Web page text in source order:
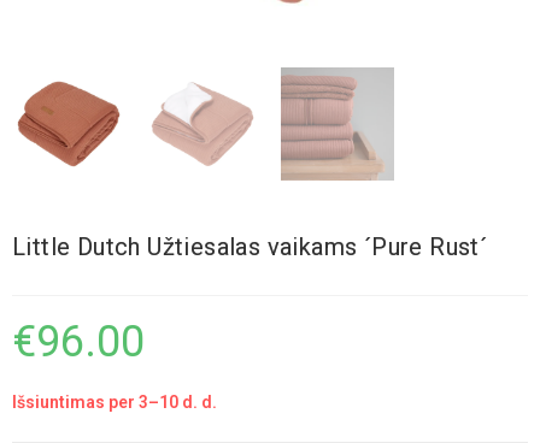
Little Dutch Užtiesalas vaikams ´Pure Rust´
€96.00
Išsiuntimas per 3–10 d. d.